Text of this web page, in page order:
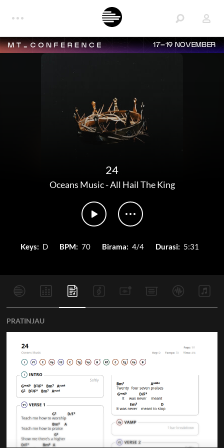
17–19 NOVEMBER
24
Oceans Music-All Hail The King
Keys: D BPM: 70 Birama: 4/4 Durasi: 5:31
PRATINJAU